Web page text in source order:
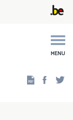
MENU